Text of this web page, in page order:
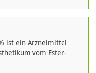
ist ein Arzneimittel
vom Ester-